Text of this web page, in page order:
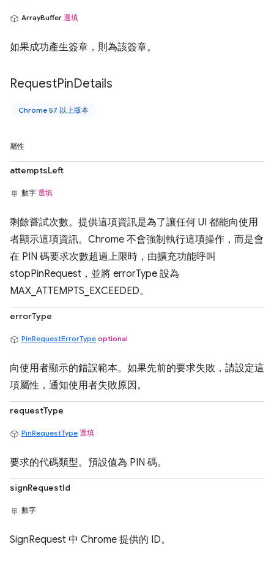
ArrayBuffer 選填
如果成功產生簽章，則為該簽章。
RequestPinDetails
Chrome 57 以上版本
屬性
attemptsLeft
數字 選填
剩餘嘗試次數。提供這項資訊是為了讓任何 UI 都能向使用
者顯示這項資訊。Chrome 不會強制執行這項操作，而是會
在 PIN 碼要求次數超過上限時，由擴充功能呼叫
stopPinRequest，並將 errorType 設為
MAX_ATTEMPTS_EXCEEDED。
errorType
PinRequestErrorType optional
向使用者顯示的錯誤範本。如果先前的要求失敗，請設定這
項屬性，通知使用者失敗原因。
requestType
PinRequestType 選填
要求的代碼類型。預設值為 PIN 碼。
signRequestId
數字
SignRequest 中 Chrome 提供的 ID。